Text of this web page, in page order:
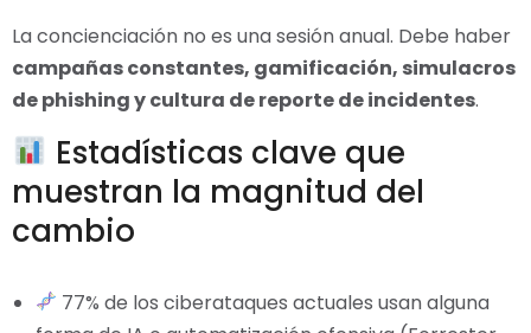
La concienciación no es una sesión anual. Debe haber
campañas constantes, gamificación, simulacros
de phishing y cultura de reporte de incidentes.
Estadísticas clave que
muestran la magnitud del
cambio
77% de los ciberataques actuales usan alguna